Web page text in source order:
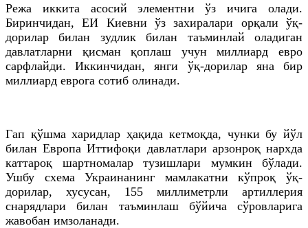
Режа иккита асосий элементни ўз ичига олади.
Биринчидан, ЕИ Киевни ўз захиралари орқали ўқ-
дорилар билан зудлик билан таъминлай оладиган
давлатларни қисман қоплаш учун миллиард евро
сарфлайди. Иккинчидан, янги ўқ-дорилар яна бир
миллиард еврога сотиб олинади.
Гап қўшма харидлар ҳақида кетмоқда, чунки бу йўл
билан Европа Иттифоқи давлатлари арзонроқ нархда
каттароқ шартномалар тузишлари мумкин бўлади.
Ушбу схема Украинанинг мамлакатни кўпроқ ўқ-
дорилар, хусусан, 155 миллиметрли артиллерия
снарядлари билан таъминлаш бўйича сўровларига
жавобан имзоланади.